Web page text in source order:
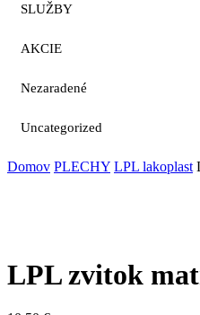
SLUŽBY
AKCIE
Nezaradené
Uncategorized
Domov PLECHY LPL lakoplast
LPL zvitok